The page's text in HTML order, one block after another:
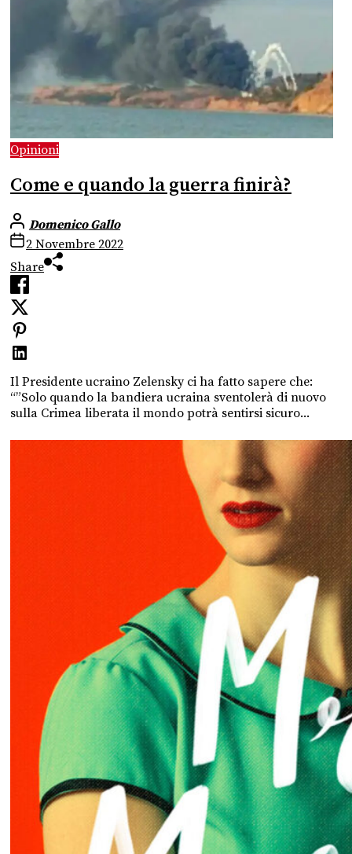
Opinioni
Come e quando la guerra finirà?
Domenico Gallo
2 Novembre 2022
Share
Il Presidente ucraino Zelensky ci ha fatto sapere che:
“”Solo quando la bandiera ucraina sventolerà di nuovo
sulla Crimea liberata il mondo potrà sentirsi sicuro...